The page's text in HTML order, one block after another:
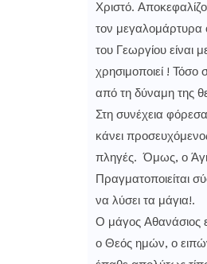
Χριστό.
τον μεγαλομάρτυρα
του Γεωργίου είναι
χρησιμοποιεί ! Τόσο
από τη δύναμη της
Στη συνέχεια
κάνει
πληγές. Όμως, ο
Πραγματοποιείται
να λύσει τα μάγια!.
Ο μάγος Αθανάσιος
ο Θεός ημών, ο